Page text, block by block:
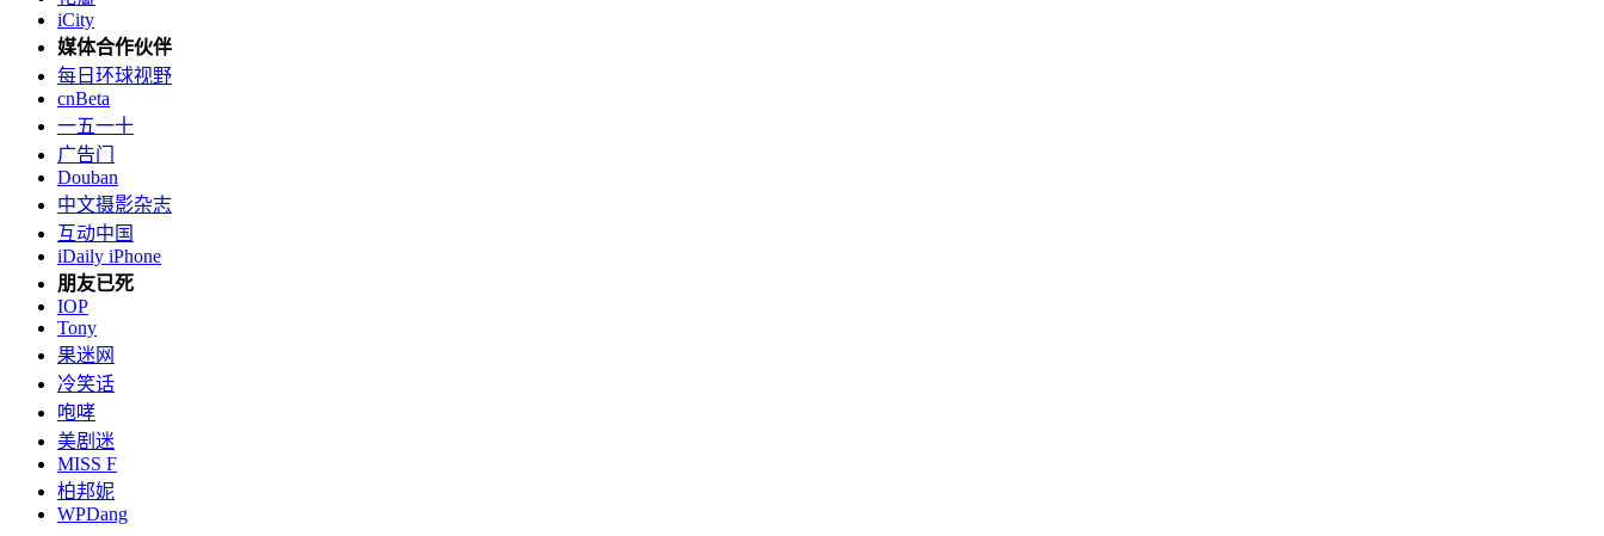
iCity
媒体合作伙伴
每日环球视野
cnBeta
一五一十
广告门
Douban
中文摄影杂志
互动中国
iDaily iPhone
朋友已死
IOP
Tony
果迷网
冷笑话
咆哮
美剧迷
MISS F
柏邦妮
WPDang